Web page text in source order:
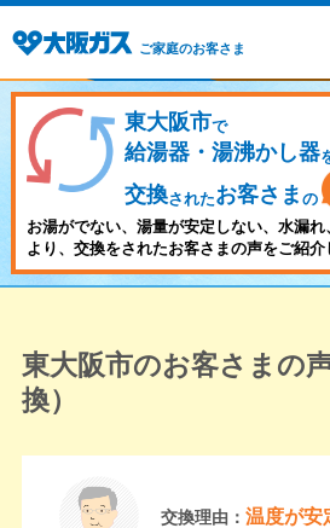
ご家庭のお客さま
東大阪市で
給湯器・湯沸かし器
交換されたお客さま の
お湯がでない、湯量が安定しない、水漏
より、交換をされたお客さまの声をご紹介
東大阪市のお客さまの
換）
交換理由： 温度が安